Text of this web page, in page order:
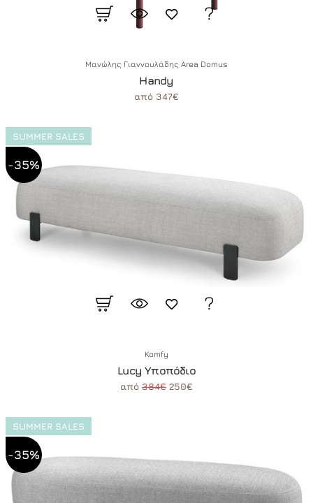
Μανώλης Γιαννουλάδης Area Domus
Handy
από 347€
SUMMER SALES
-35%
Komfy
Lucy Υποπόδιο
από 384€ 250€
SUMMER SALES
-35%